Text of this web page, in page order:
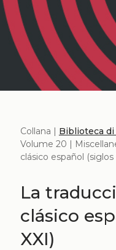
Collana | Biblioteca di
Volume 20 |
clásico español (siglos
La
clásico
XXI)